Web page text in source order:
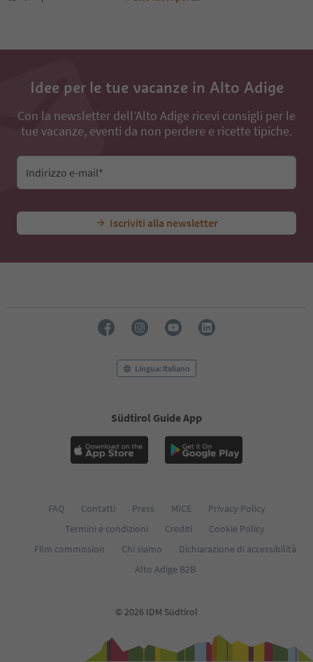
Idee per le tue vacanze in Alto Adige
Con la newsletter dell’Alto Adige ricevi consigli per le
tue vacanze, eventi da non perdere e ricette tipiche.
Indirizzo e-mail*
Iscriviti alla newsletter
Lingua: Italiano
Südtirol Guide App
FAQ Contatti Press MICE
Privacy Policy
Termini e condizioni
Crediti
Cookie Policy
Film commission
Chi siamo
Dichiarazione di accessibilità
Alto Adige B2B
© 2026 IDM Südtirol